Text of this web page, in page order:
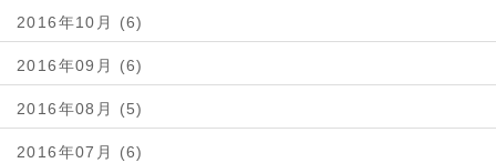
2016年10月 (6)
2016年09月 (6)
2016年08月 (5)
2016年07月 (6)